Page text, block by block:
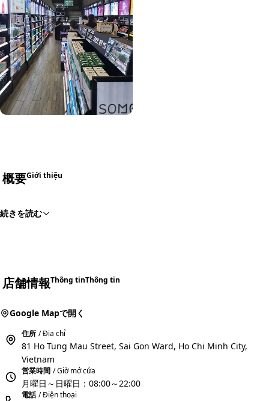
概要Giới thiệu
続きを読む
店舗情報Thông tinThông tin
Google Mapで開く
住所 / Địa chỉ
81 Ho Tung Mau Street, Sai Gon Ward, Ho Chi Minh City,
Vietnam
営業時間 / Giờ mở cửa
月曜日～日曜日：08:00～22:00
電話 / Điện thoại